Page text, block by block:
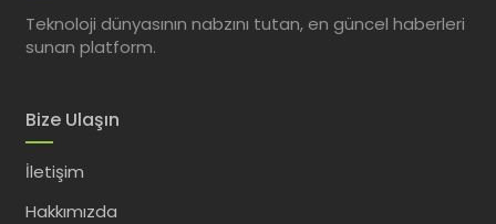
Teknoloji dünyasının nabzını tutan, en güncel haberleri
sunan platform.
Bize Ulaşın
İletişim
Hakkımızda